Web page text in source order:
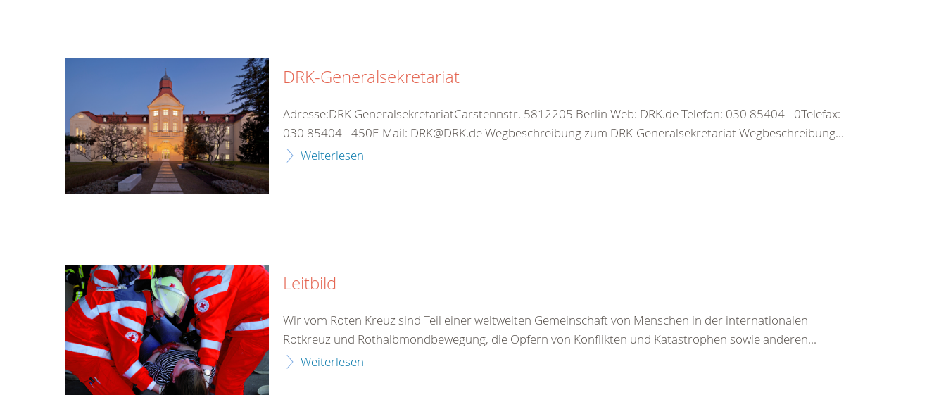
DRK-Generalsekretariat
Adresse:DRK GeneralsekretariatCarstennstr. 5812205 Berlin Web: DRK.de Telefon: 030 85404 - 0Telefax:
030 85404 - 450E-Mail: DRK@DRK.de Wegbeschreibung zum DRK-Generalsekretariat Wegbeschreibung...
Weiterlesen
Leitbild
Wir vom Roten Kreuz sind Teil einer weltweiten Gemeinschaft von Menschen in der internationalen
Rotkreuz und Rothalbmondbewegung, die Opfern von Konflikten und Katastrophen sowie anderen...
Weiterlesen